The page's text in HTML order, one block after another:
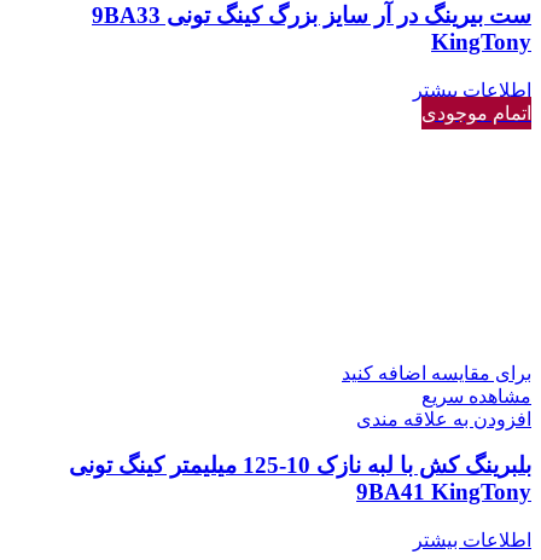
ست بیرینگ در آر سایز بزرگ کینگ تونی 9BA33
KingTony
اطلاعات بیشتر
اتمام موجودی
برای مقایسه اضافه کنید
مشاهده سریع
افزودن به علاقه مندی
بلبرینگ کش با لبه نازک 10-125 میلیمتر کینگ تونی
9BA41 KingTony
اطلاعات بیشتر